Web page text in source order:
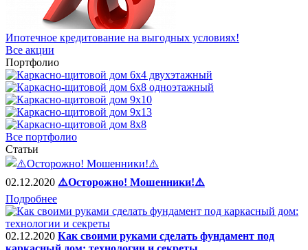
Ипотечное кредитование на выгодных условиях!
Все акции
Портфолио
Все портфолио
Статьи
02.12.2020 ⚠️Осторожно! Мошенники!⚠️
Подробнее
02.12.2020 Как своими руками сделать фундамент под